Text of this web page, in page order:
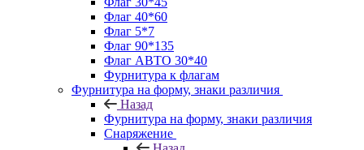
Флаг 40*60
Флаг 5*7
Флаг 90*135
Флаг АВТО 30*40
Фурнитура к флагам
Фурнитура на форму, знаки различия
Назад
Фурнитура на форму, знаки различия
Снаряжение